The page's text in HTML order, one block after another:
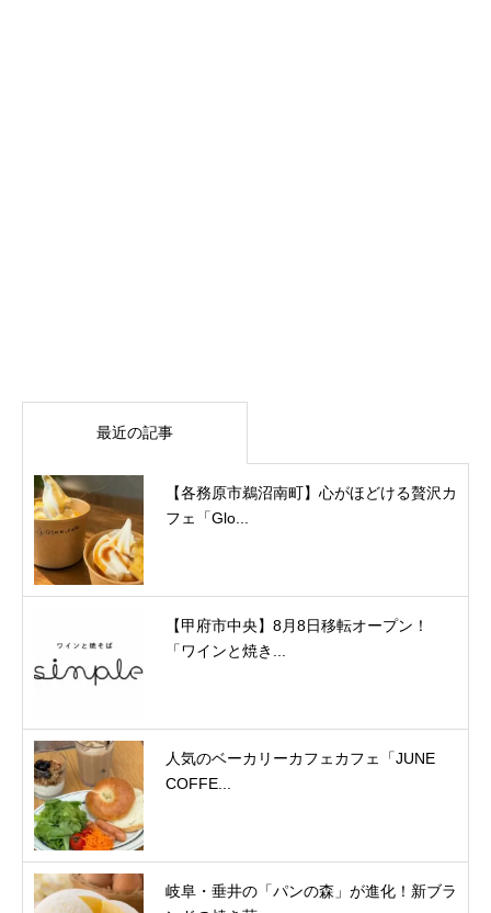
最近の記事
【各務原市鵜沼南町】心がほどける贅沢カ
フェ「Glo...
【甲府市中央】8月8日移転オープン！
「ワインと焼き...
人気のベーカリーカフェカフェ「JUNE
COFFE...
岐阜・垂井の「パンの森」が進化！新ブラ